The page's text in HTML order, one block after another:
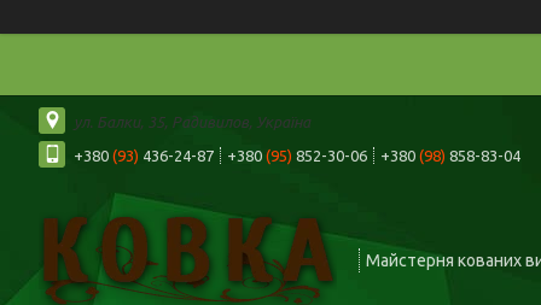
ул. Балки, 35, Радивилов, Україна
+380 (93) 436-24-87 +380 (95) 852-30-06 +380 (98) 858-83-04
Майстерня кованих